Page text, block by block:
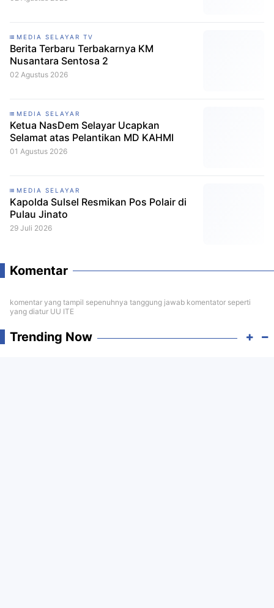
MEDIA SELAYAR TV
Berita Terbaru Terbakarnya KM
Nusantara Sentosa 2
02 Agustus 2026
MEDIA SELAYAR
Ketua NasDem Selayar Ucapkan
Selamat atas Pelantikan MD KAHMI
01 Agustus 2026
MEDIA SELAYAR
Kapolda Sulsel Resmikan Pos Polair di
Pulau Jinato
29 Juli 2026
Komentar
komentar yang tampil sepenuhnya tanggung jawab komentator seperti
yang diatur UU ITE
Trending Now